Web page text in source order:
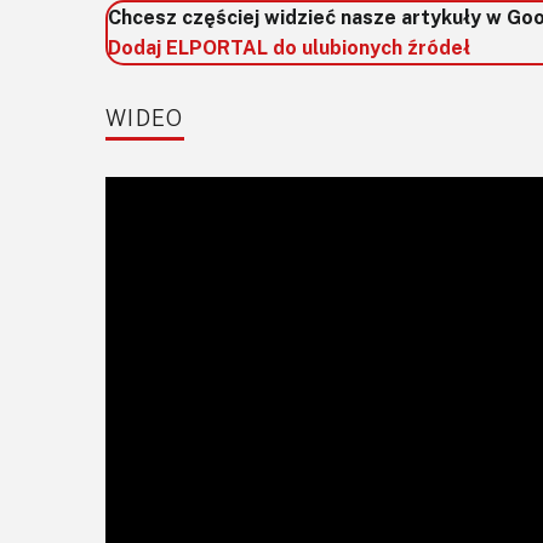
Chcesz częściej widzieć nasze artykuły w
Dodaj ELPORTAL do ulubionych źródeł
WIDEO